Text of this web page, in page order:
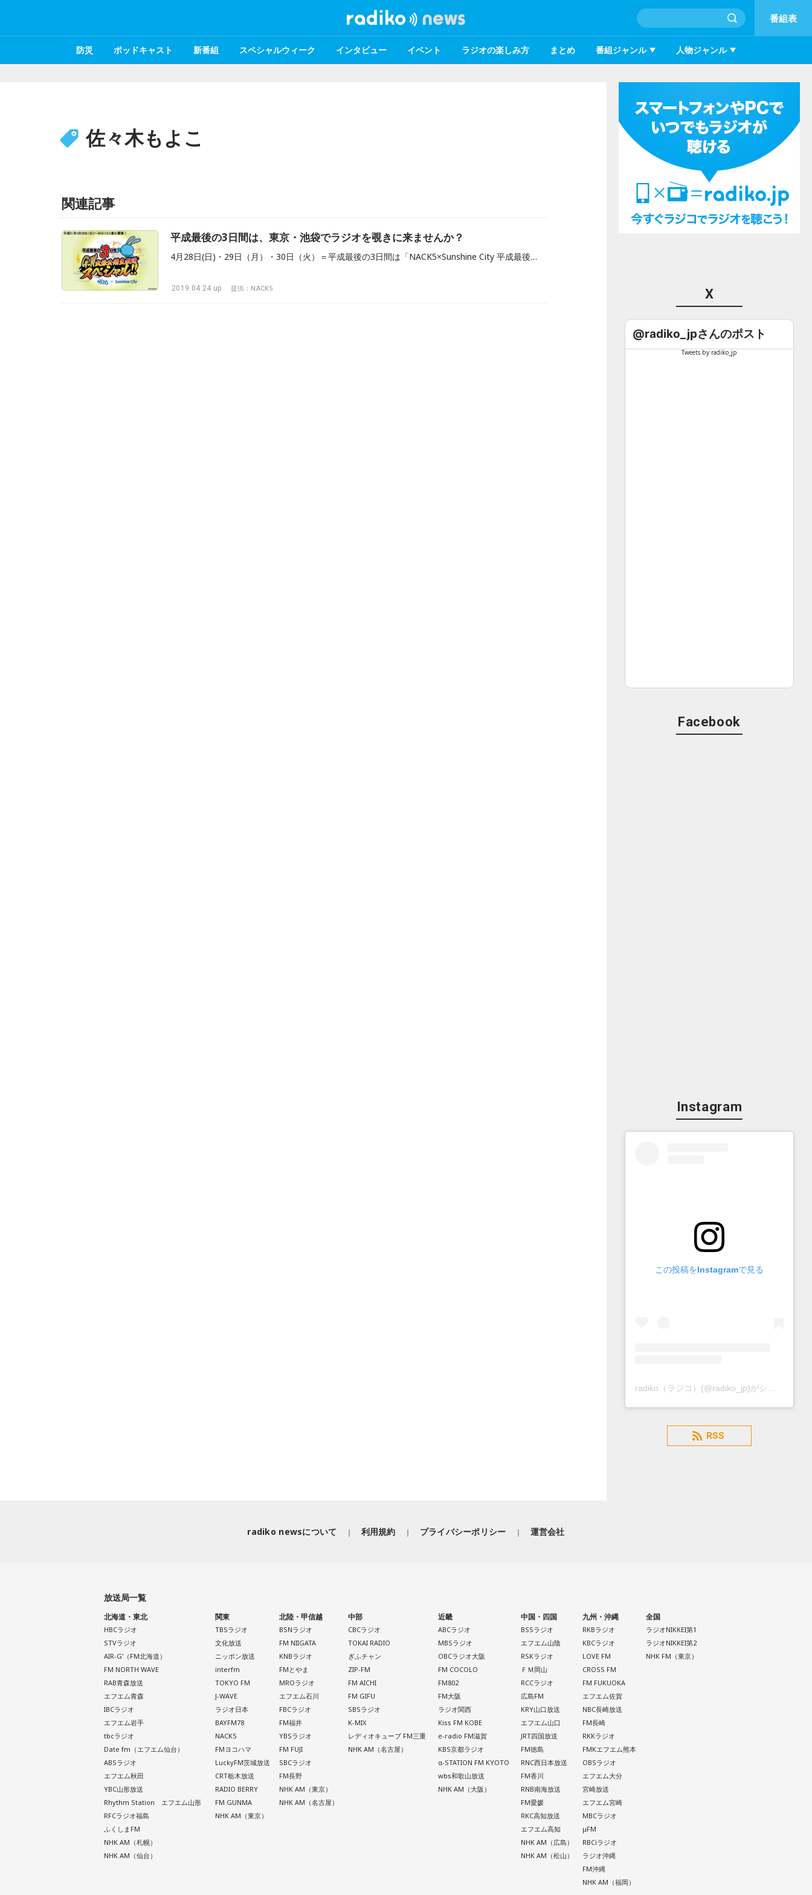
番組表
防災 ポッドキャスト 新番組 スペシャルウィーク インタビュー イベント ラジオの楽しみ方 まとめ 番組ジャンル 人物ジャンル
佐々木もよこ
関連記事
平成最後の3日間は、東京・池袋でラジオを覗きに来ませんか？
4月28日(日)・29日（月）・30日（火）＝平成最後の3日間は「NACK5×Sunshine City 平成最後の3日間！G.W出張公開生放送スペシャル！」を実施します！埼玉県民にもお馴染み（？）の東京・池袋サンシャインシティで公開イベントを行います。ラジオの現場...覗きに来ませんか？？
2019.04.24 up 提供：NACK5 X
@radiko_jpさんのポスト
Tweets by radiko_jp
Facebook
Instagram
この投稿をInstagramで見る
radiko（ラジコ）(@radiko_jp)がシェアした投稿
RSS
radiko newsについて 利用規約 プライバシーポリシー 運営会社
放送局一覧
北海道・東北
HBCラジオ
STVラジオ
AIR-G'（FM北海道）
FM NORTH WAVE
RAB青森放送
エフエム青森
IBCラジオ
エフエム岩手
tbcラジオ
Date fm（エフエム仙台）
ABSラジオ
エフエム秋田
YBC山形放送
Rhythm Station エフエム山形
RFCラジオ福島
ふくしまFM
NHK AM（札幌）
NHK AM（仙台）
関東
TBSラジオ
文化放送
ニッポン放送
interfm
TOKYO FM
J-WAVE
ラジオ日本
BAYFM78
NACK5
FMヨコハマ
LuckyFM茨城放送
CRT栃木放送
RADIO BERRY
FM GUNMA
NHK AM（東京）
北陸・甲信越
BSNラジオ
FM NIIGATA
KNBラジオ
FMとやま
MROラジオ
エフエム石川
FBCラジオ
FM福井
YBSラジオ
FM FUJI
SBCラジオ
FM長野
NHK AM（東京）
NHK AM（名古屋）
中部
CBCラジオ
TOKAI RADIO
ぎふチャン
ZIP-FM
FM AICHI
FM GIFU
SBSラジオ
K-MIX
レディオキューブ FM三重
NHK AM（名古屋）
近畿
ABCラジオ
MBSラジオ
OBCラジオ大阪
FM COCOLO
FM802
FM大阪
ラジオ関西
Kiss FM KOBE
e-radio FM滋賀
KBS京都ラジオ
α-STATION FM KYOTO
wbs和歌山放送
NHK AM（大阪）
中国・四国
BSSラジオ
エフエム山陰
RSKラジオ
ＦＭ岡山
RCCラジオ
広島FM
KRY山口放送
エフエム山口
JRT四国放送
FM徳島
RNC西日本放送
FM香川
RNB南海放送
FM愛媛
RKC高知放送
エフエム高知
NHK AM（広島）
NHK AM（松山）
九州・沖縄
RKBラジオ
KBCラジオ
LOVE FM
CROSS FM
FM FUKUOKA
エフエム佐賀
NBC長崎放送
FM長崎
RKKラジオ
FMKエフエム熊本
OBSラジオ
エフエム大分
宮崎放送
エフエム宮崎
MBCラジオ
μFM
RBCiラジオ
ラジオ沖縄
FM沖縄
NHK AM（福岡）
全国
ラジオNIKKEI第1
ラジオNIKKEI第2
NHK FM（東京）